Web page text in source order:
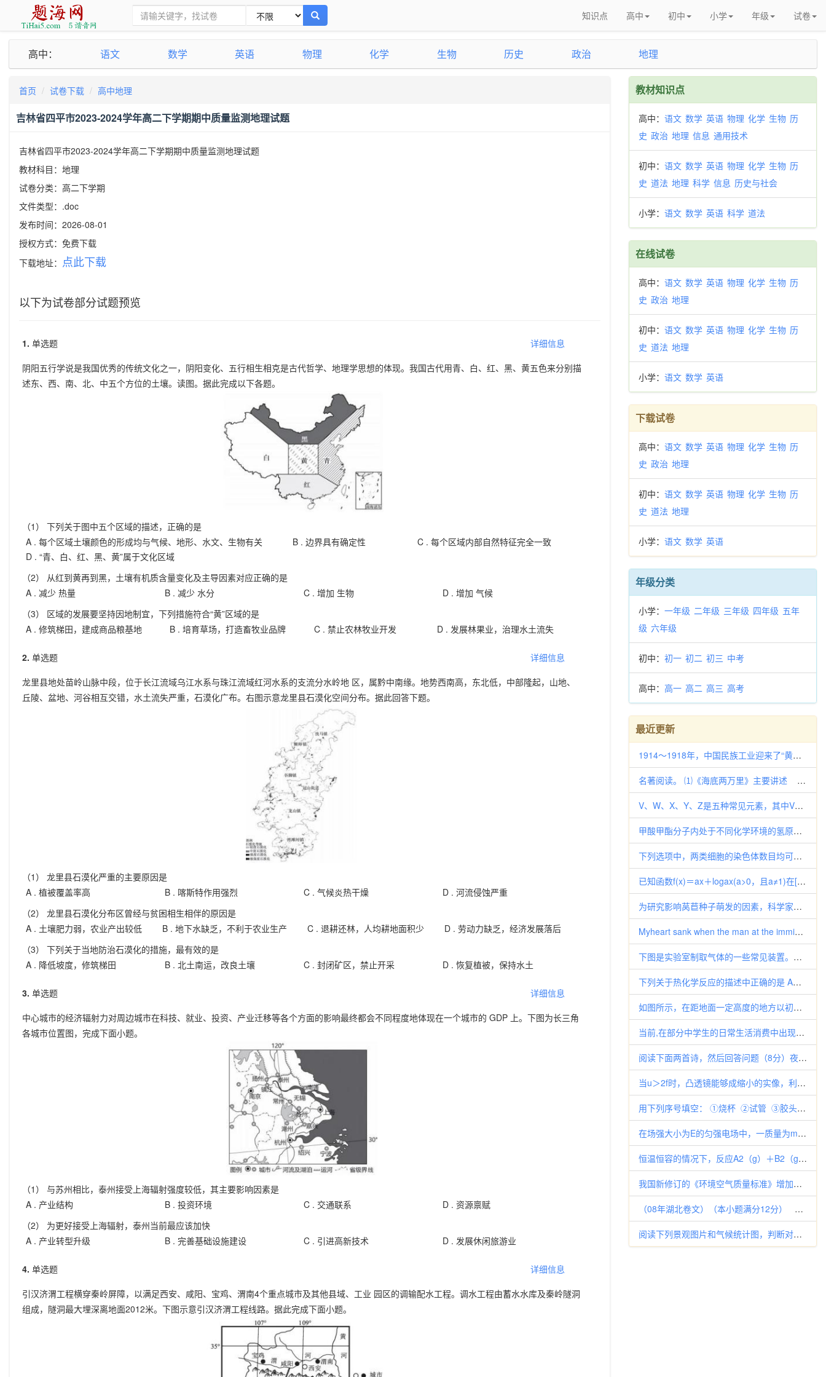
知识点 高中 初中 小学 年级 试卷
高中： 语文 数学 英语 物理 化学 生物 历史 政治 地理
首页 试卷下载 高中地理
吉林省四平市2023-2024学年高二下学期期中质量监测地理试题
吉林省四平市2023-2024学年高二下学期期中质量监测地理试题
教材科目：地理
试卷分类：高二下学期
文件类型：.doc
发布时间：2026-08-01
授权方式：免费下载
下载地址： 点此下载
以下为试卷部分试题预览
1. 单选题
详细信息
阴阳五行学说是我国优秀的传统文化之一，阴阳变化、五行相生相克是古代哲学、地理学思想的体现。我国古代用青、白、红、黑、黄五色来分别描
述东、西、南、北、中五个方位的土壤。读图。据此完成以下各题。
（1） 下列关于图中五个区域的描述，正确的是
A . 每个区域土壤颜色的形成均与气候、地形、水文、生物有关 B . 边界具有确定性 C .每个区域内部自然特征完全一致
D . “青、白、红、黑、黄”属于文化区域
（2） 从红到黄再到黑，土壤有机质含量变化及主导因素对应正确的是
A . 减少 热量 B . 减少 水分 C . 增加 生物 D . 增加 气候
（3） 区域的发展要坚持因地制宜，下列措施符合“黄”区域的是
A . 修筑梯田，建成商品粮基地 B .培育草场，打造畜牧业品牌 C . 禁止农林牧业开发 D . 发展林果业，治理水土流失
2. 单选题
详细信息
龙里县地处苗岭山脉中段，位于长江流域乌江水系与珠江流域红河水系的支流分水岭地 区，属黔中南缘。地势西南高，东北低，中部隆起，山地、
丘陵、盆地、河谷相互交错，水土流失严重，石漠化广布。右图示意龙里县石漠化空间分布。据此回答下题。
（1） 龙里县石漠化严重的主要原因是
A . 植被覆盖率高 B . 喀斯特作用强烈 C . 气候炎热干燥 D . 河流侵蚀严重
（2） 龙里县石漠化分布区曾经与贫困相生相伴的原因是
A . 土壤肥力弱，农业产出较低 B . 地下水缺乏，不利于农业生产 C . 退耕还林，人均耕地面积少 D . 劳动力缺乏，经济发展落后
（3） 下列关于当地防治石漠化的措施，最有效的是
A . 降低坡度，修筑梯田 B . 北土南运，改良土壤 C . 封闭矿区，禁止开采 D . 恢复植被，保持水土
3. 单选题
详细信息
中心城市的经济辐射力对周边城市在科技、就业、投资、产业迁移等各个方面的影响最终都会不同程度地体现在一个城市的 GDP 上。下图为长三角
各城市位置图，完成下面小题。
（1） 与苏州相比，泰州接受上海辐射强度较低，其主要影响因素是
A . 产业结构 B . 投资环境 C . 交通联系 D . 资源禀赋
（2） 为更好接受上海辐射，泰州当前最应该加快
A . 产业转型升级 B . 完善基础设施建设 C . 引进高新技术 D . 发展休闲旅游业
4. 单选题
详细信息
引汉济渭工程横穿秦岭屏障，以满足西安、咸阳、宝鸡、渭南4个重点城市及其他县域、工业 园区的调输配水工程。调水工程由蓄水水库及秦岭隧洞
组成，隧洞最大埋深离地面2012米。下图示意引汉济渭工程线路。据此完成下面小题。
教材知识点
高中： 语文 数学 英语 物理 化学 生物 历
史 政治 地理 信息 通用技术
初中： 语文 数学 英语 物理 化学 生物 历
史 道法 地理 科学 信息 历史与社会
小学： 语文 数学 英语 科学 道法
在线试卷
高中： 语文 数学 英语 物理 化学 生物 历
史 政治 地理
初中： 语文 数学 英语 物理 化学 生物 历
史 道法 地理
小学： 语文 数学 英语
下载试卷
高中： 语文 数学 英语 物理 化学 生物 历
史 政治 地理
初中： 语文 数学 英语 物理 化学 生物 历
史 道法 地理
小学： 语文 数学 英语
年级分类
小学： 一年级 二年级 三年级 四年级 五年
级 六年级
初中： 初一 初二 初三 中考
高中： 高一 高二 高三 高考
最近更新
1914～1918年，中国民族工业迎来了“黄金时代”，主要原因是()A．辛亥革命
名著阅读。 ⑴《海底两万里》主要讲述 潜艇的故事，潜艇船长尼摩在大洋中的一座荒岛上秘密建造的，船身坚固，利
V、W、X、Y、Z是五种常见元素，其中V、W、X、Y四种短周期元素在周期表中的位置如下图所示：V、W的最简单气态氢化物M
甲酸甲酯分子内处于不同化学环境的氢原子种数(即核磁共振谱的峰数)为( ) A．1 B
下列选项中，两类细胞的染色体数目均可呈周期性变化的是 A．蛙的红细胞与淋巴细胞 B．小鼠骨髓瘤细胞与杂交瘤细胞 C．人的
已知函数f(x)＝ax＋logax(a>0，且a≠1)在[1,2]上的最大值与最小值之和为loga2＋6，则a的值
为研究影响莴苣种子萌发的因素，科学家进行了如下实验（每组实验 种子为100粒）： 实验组 处理方法 一周内萌发种子数（粒
Myheart sank when the man at the immigration counter gesture
下图是实验室制取气体的一些常见装置。请回答下列问题：（1）标号为①仪器的名称是 ； （2）实验室用高锰
下列关于热化学反应的描述中正确的是 A．CO(g)的燃烧热是283.0 kJ·mol−1，则反应2CO2(g)＝2CO(
如图所示，在距地面一定高度的地方以初速度v0向右水平抛出一个质量为m，带负电，电量为Q的小球，小球的落地点与抛出点之间有
当前,在部分中学生的日常生活消费中出现了追求名牌的风气。针对这种现象,你认为正确的态度应该是( ) ①摒弃盲目攀比
阅读下面两首诗，然后回答问题（8分）夜书所见叶绍翁萧萧梧叶送寒声，江上秋风动客情。知有儿童挑促织，夜深篱落一灯明。春兴武
当u＞2f时，凸透镜能够成缩小的实像，利用这种现象制成的光学仪器是: A. 照相机; B．幻灯机;
用下列序号填空： ①烧杯 ②试管 ③胶头滴管 ④玻璃棒 ⑤量筒 ⑥漏斗：能直接加热的玻璃仪器 ； 吸取
在场强大小为E的匀强电场中，一质量为m、带电荷量为＋q的物体以某一初速沿电场反方向做匀减速直线运动，其加速度大小为0.8
恒温恒容的情况下，反应A2（g）＋B2（g）2AB（g）达到平衡状态的标志是 A．容器内气体的密度不随时间而变化 B．容
我国新修订的《环境空气质量标准》增加了PM2.5监测指标。PM2.5（particulatematter）是指2.5微米
（08年湖北卷文）（本小题满分12分） 如图，在直三棱柱中，平面侧面 （Ⅰ）求证： （Ⅱ）若，直线AC与平面所
阅读下列景观图片和气候统计图，判断对应关系，并按要求填表。